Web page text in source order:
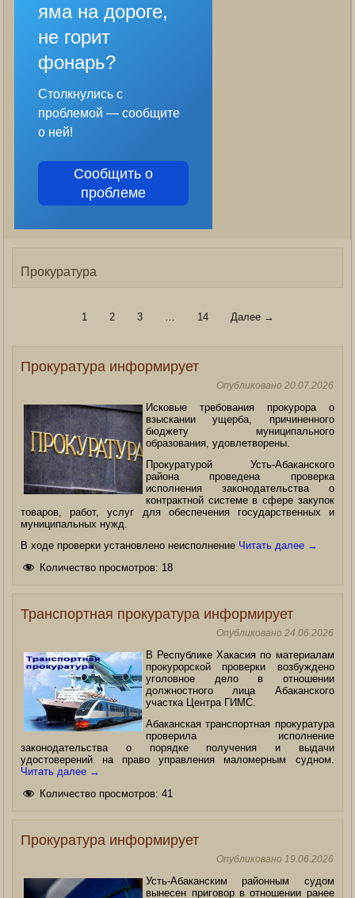
яма на дороге,
не горит
фонарь?
Столкнулись с
проблемой — сообщите
о ней!
Сообщить о
проблеме
Прокуратура
1 2 3 … 14 Далее →
Прокуратура информирует
Опубликовано 20.07.2026
Исковые требования прокурора о
взыскании ущерба, причиненного
бюджету муниципального
образования, удовлетворены.
Прокуратурой Усть-Абаканского
района проведена проверка
исполнения законодательства о
контрактной системе в сфере закупок
товаров, работ, услуг для обеспечения государственных и
муниципальных нужд.
В ходе проверки установлено неисполнение Читать далее →
Количество просмотров: 18
Транспортная прокуратура информирует
Опубликовано 24.06.2026
В Республике Хакасия по материалам
прокурорской проверки возбуждено
уголовное дело в отношении
должностного лица Абаканского
участка Центра ГИМС.
Абаканская транспортная прокуратура
проверила исполнение
законодательства о порядке получения и выдачи
удостоверений на право управления маломерным судном.
Читать далее →
Количество просмотров: 41
Прокуратура информирует
Опубликовано 19.06.2026
Усть-Абаканским районным судом
вынесен приговор в отношении ранее